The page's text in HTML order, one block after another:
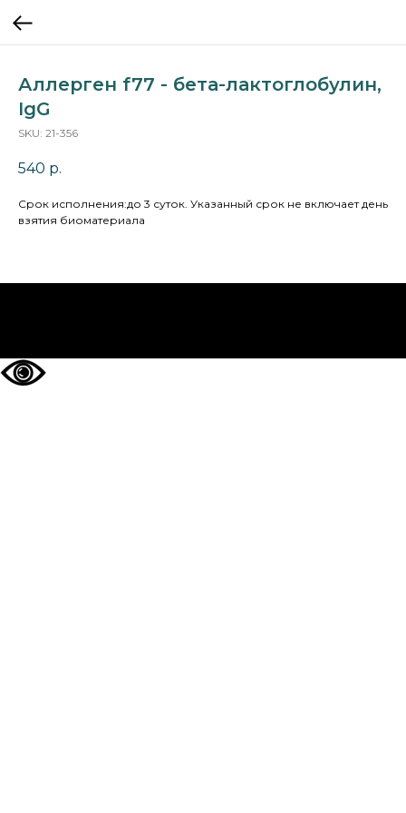
Аллерген f77 - бета-лактоглобулин,
IgG
SKU: 21-356
540 р.
Cрок исполнения:до 3 суток. Указанный срок не включает день
взятия биоматериала